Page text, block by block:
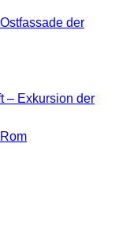
der
– Exkursion der